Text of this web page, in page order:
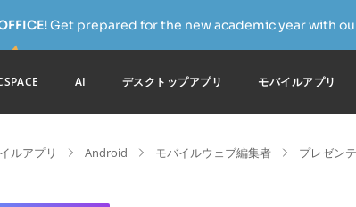
Get prepared for the new academic year with
AI デスクトップアプリ モバイルアプリ
ルアプリ Android モバイルウェブ編集者
プレゼン